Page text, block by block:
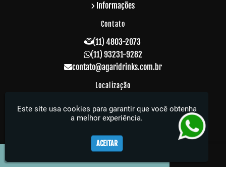
Informações
Contato
(11) 4803-2073
(11) 93231-9282
contato@agaridrinks.com.br
Localização
R. Acre, 229 - Vila Rosalia - Guarulhos / SP -
CEP: 07064-010
Agari Drinks - Sua festa muito mais elegante
Este site usa cookies para garantir que você obtenha
a melhor experiência.
ACEITAR